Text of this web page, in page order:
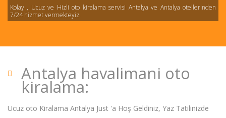
Kolay , Ucuz ve Hizli oto kiralama servisi Antalya ve Antalya otellerinden
7/24 hizmet vermekteyiz.
Antalya havalimani oto
kiralama:
Ucuz oto Kiralama Antalya Just 'a Hoş Geldiniz, Yaz Tatilinizde